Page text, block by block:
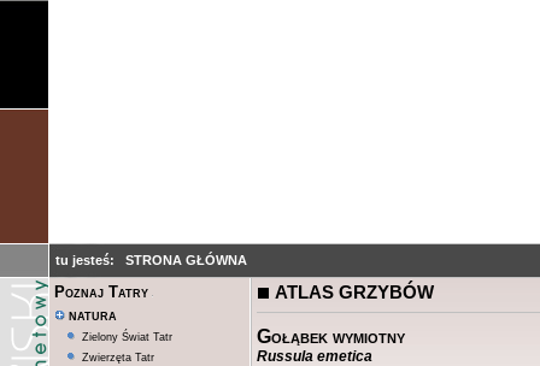
tu jesteś: STRONA GŁÓWNA
Poznaj Tatry
NATURA
Zielony Świat Tatr
Zwierzęta Tatr
ATLAS GRZYBÓW
Gołąbek wymiotny
Russula emetica